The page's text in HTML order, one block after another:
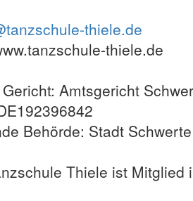
thiele.de
thiele.de
Amtsgericht
Behörde: Stadt
Thiele ist